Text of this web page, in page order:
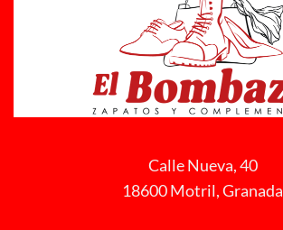
Calle Nueva, 40
18600 Motril, Granada